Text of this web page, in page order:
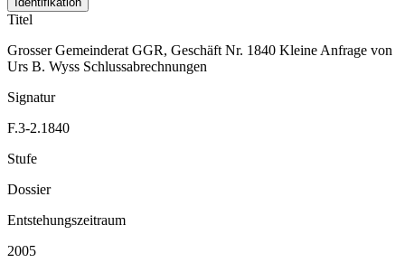
Titel
Grosser Gemeinderat GGR, Geschäft Nr. 1840 Kleine Anfrage von
Urs B. Wyss Schlussabrechnungen
Signatur
F.3-2.1840
Stufe
Dossier
Entstehungszeitraum
2005